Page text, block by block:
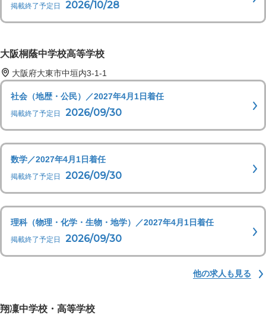
掲載終了予定日 2026/10/28
大阪桐蔭中学校高等学校
大阪府大東市中垣内3-1-1
社会（地歴・公民）／2027年4月1日着任
掲載終了予定日 2026/09/30
数学／2027年4月1日着任
掲載終了予定日 2026/09/30
理科（物理・化学・生物・地学）／2027年4月1日着任
掲載終了予定日 2026/09/30
他の求人も見る
翔凜中学校・高等学校